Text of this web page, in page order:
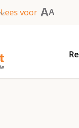
Lees voor AA